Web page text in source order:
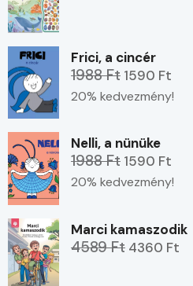
Frici, a cincér
1988 Ft 1590 Ft
20% kedvezmény!
Nelli, a nünüke
1988 Ft 1590 Ft
20% kedvezmény!
Marci kamaszodik
4589 Ft 4360 Ft